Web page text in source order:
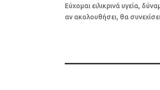
Εύχομαι ειλικρινά υγεία,
αν ακολουθήσει, θα